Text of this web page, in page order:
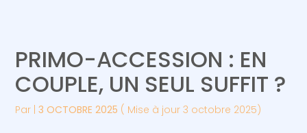
Gérer votre quotidien
Piloter votre entreprise
Suivre votre comptabilité
Gérer vos ressources humaines
PRIMO-ACCESSION : EN
COUPLE, UN SEUL SUFFIT ?
Par |3 OCTOBRE 2025 ( Mise à jour 3 octobre 2025)